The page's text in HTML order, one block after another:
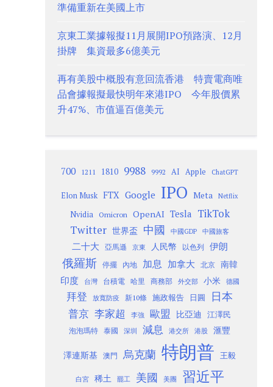
準備重新在美國上市
京東工業據報擬11月展開IPO預路演、12月
掛牌 集資最多6億美元
再有美股中概股有意回流香港 特賣電商唯
品會據報擬最快明年來港IPO 今年股價累
升47%、市值逼百億美元
700 1211 1810 9988 9992 AI Apple ChatGPT
Elon Musk FTX Google IPO Meta Netflix
Nvidia Omicron OpenAI Tesla TikTok
Twitter 世界盃 中國 中國GDP 中國旅客
二十大 亞馬遜 京東 人民幣 以色列 伊朗
俄羅斯 停擺 內地 加息 加拿大 北京
南韓
印度
台灣 台積電 哈里 商務部 外交部 小米 德國
拜登 放寬防疫 新10條 施政報告 日圓 日本
普京 李家超 李強 歐盟 比亞迪 江澤民
泡泡瑪特 泰國 深圳 減息 港交所 港股 滙豐
澤連斯基 澳門 烏克蘭 特朗普 王毅
白宮 稀土 罷工 美國 美團 習近平